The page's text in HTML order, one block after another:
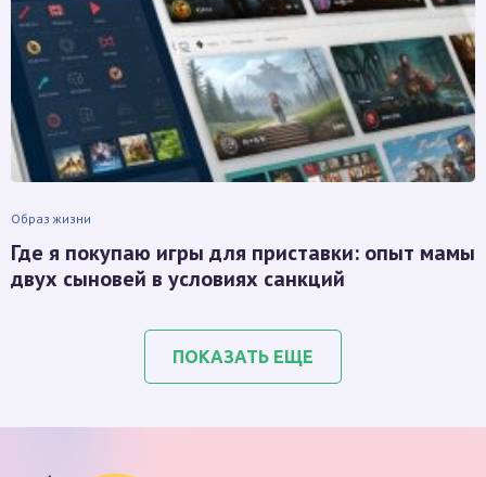
Образ жизни
Где я покупаю игры для приставки: опыт мамы
двух сыновей в условиях санкций
ПОКАЗАТЬ ЕЩЕ